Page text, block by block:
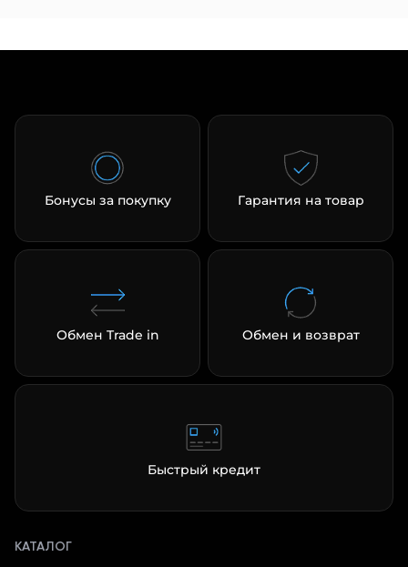
Бонусы за покупку Гарантия на товар
Обмен Trade in Обмен и возврат
Быстрый кредит
КАТАЛОГ